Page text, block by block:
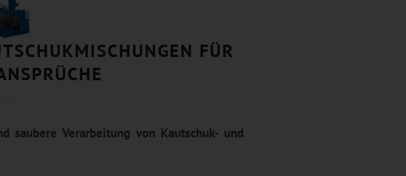
FÜR
saubere Verarbeitung von Kautschuk- und